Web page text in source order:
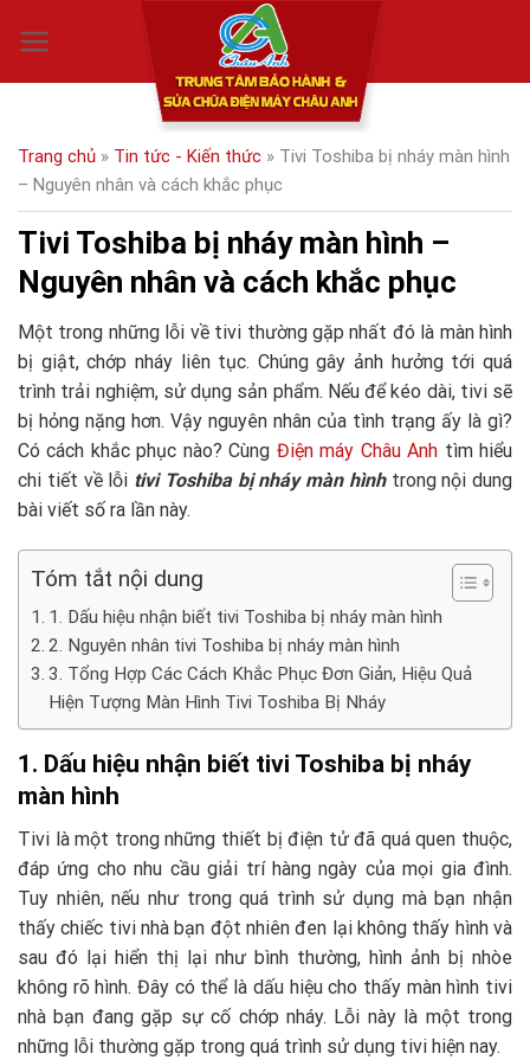
Trang chủ » Tin tức - Kiến thức » Tivi Toshiba bị nháy màn hình
– Nguyên nhân và cách khắc phục
Tivi Toshiba bị nháy màn hình –
Nguyên nhân và cách khắc phục
Một trong những lỗi về tivi thường gặp nhất đó là màn hình
bị giật, chớp nháy liên tục. Chúng gây ảnh hưởng tới quá
trình trải nghiệm, sử dụng sản phẩm. Nếu để kéo dài, tivi sẽ
bị hỏng nặng hơn. Vậy nguyên nhân của tình trạng ấy là gì?
Có cách khắc phục nào? Cùng Điện máy Châu Anh tìm hiểu
chi tiết về lỗi tivi Toshiba bị nháy màn hìnhtrong nội dung
bài viết số ra lần này.
Tóm tắt nội dung
1. Dấu hiệu nhận biết tivi Toshiba bị nháy màn hình
2. Nguyên nhân tivi Toshiba bị nháy màn hình
3. Tổng Hợp Các Cách Khắc Phục Đơn Giản, Hiệu Quả
Hiện Tượng Màn Hình Tivi Toshiba Bị Nháy
1. Dấu hiệu nhận biết tivi Toshiba bị nháy
màn hình
Tivi là một trong những thiết bị điện tử đã quá quen thuộc,
đáp ứng cho nhu cầu giải trí hàng ngày của mọi gia đình.
Tuy nhiên, nếu như trong quá trình sử dụng mà bạn nhận
thấy chiếc tivi nhà bạn đột nhiên đen lại không thấy hình và
sau đó lại hiển thị lại như bình thường, hình ảnh bị nhòe
không rõ hình. Đây có thể là dấu hiệu cho thấy màn hình tivi
nhà bạn đang gặp sự cố chớp nháy. Lỗi này là một trong
những lỗi thường gặp trong quá trình sử dụng tivi hiện nay.